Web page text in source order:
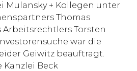
Mulansky + Kollegen unter
Thomas
Arbeitsrechtlers Torsten
war die
Geiwitz beauftragt.
Kanzlei Beck